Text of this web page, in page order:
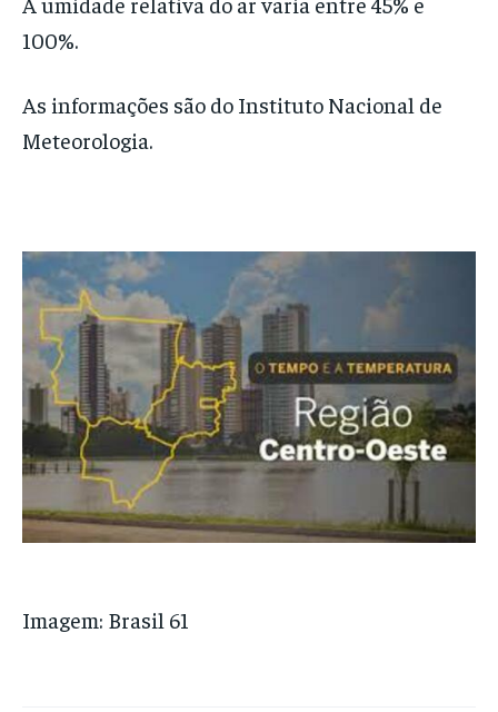
100%.
As informações são do Instituto Nacional de
Meteorologia.
Imagem: Brasil 61